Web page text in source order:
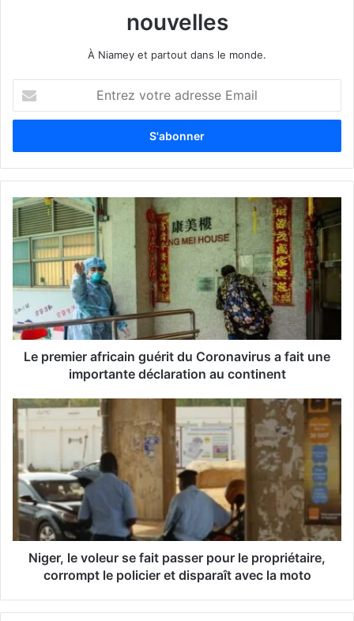
nouvelles
À Niamey et partout dans le monde.
t
e
z
o
t
r
d
e
s
m
i
Le premier africain guérit du Coronavirus a fait une
importante déclaration au continent
Niger, le voleur se fait passer pour le propriétaire,
corrompt le policier et disparaît avec la moto